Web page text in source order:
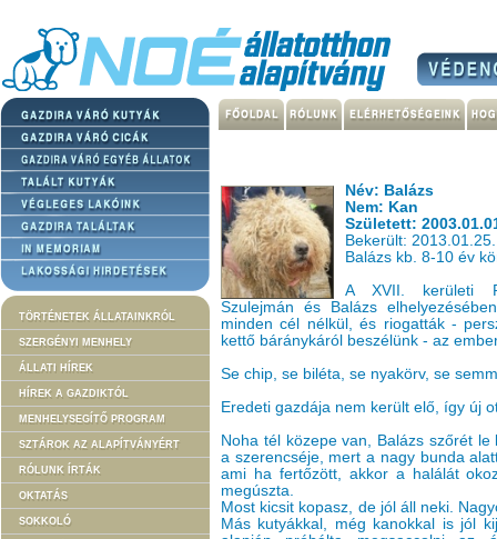
TÖRTÉNETEK ÁLLATAINKRÓL
SZERGÉNYI MENHELY
ÁLLATI HÍREK
HÍREK A GAZDIKTÓL
MENHELYSEGÍTŐ PROGRAM
SZTÁROK AZ ALAPÍTVÁNYÉRT
RÓLUNK ÍRTÁK
OKTATÁS
SOKKOLÓ
Név: Balázs
Nem: Kan
Született:
Bekerült: 2013.01.25.
Balázs kb. 8-10 év
A XVII. kerületi
Szulejmán és Balázs
minden cél nélkül, és riogatták -
kettő báránykáról beszélünk - az
Se chip, se biléta, se nyakörv, se
Eredeti gazdája nem került elő, így új
Noha tél közepe van, Balázs szőrét
a szerencséje, mert a nagy bunda
ami ha fertőzött, akkor a halálát
megúszta.
Most kicsit kopasz, de jól áll neki.
Más kutyákkal, még kanokkal is jól